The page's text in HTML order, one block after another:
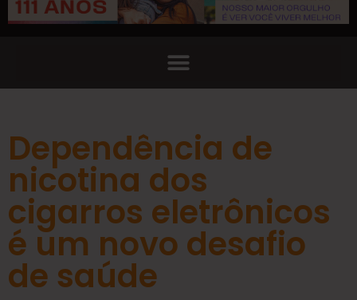
Dependência de
nicotina dos
cigarros eletrônicos
é um novo desafio
de saúde